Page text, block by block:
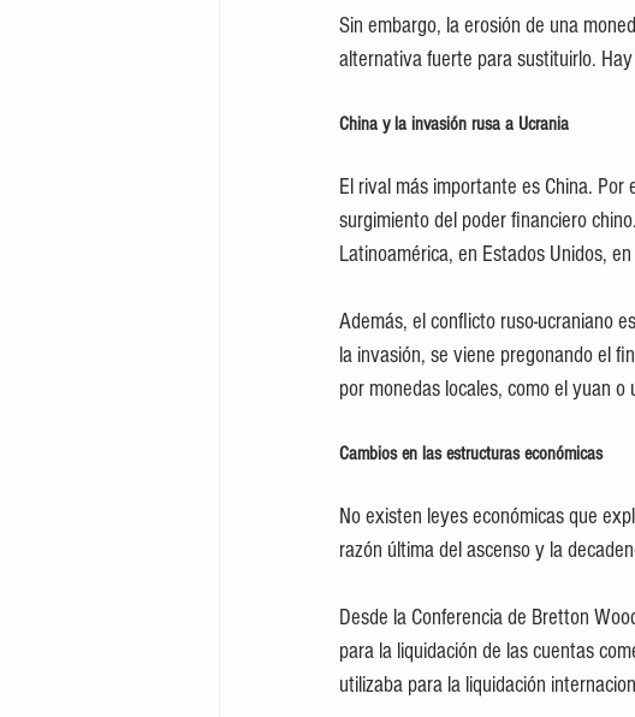
Sin embargo, la erosión de una
alternativa fuerte para sustituirlo.
China y la invasión rusa a Ucrania
El rival más importante es China.
surgimiento del poder financiero
Latinoamérica, en Estados Unidos,
Además, el conflicto ruso-ucraniano
la invasión, se viene pregonando el
por monedas locales, como el yuan
Cambios en las estructuras económicas
No existen leyes económicas que
razón última del ascenso y la
Desde la Conferencia de Bretton
para la liquidación de las cuentas
utilizaba para la liquidación